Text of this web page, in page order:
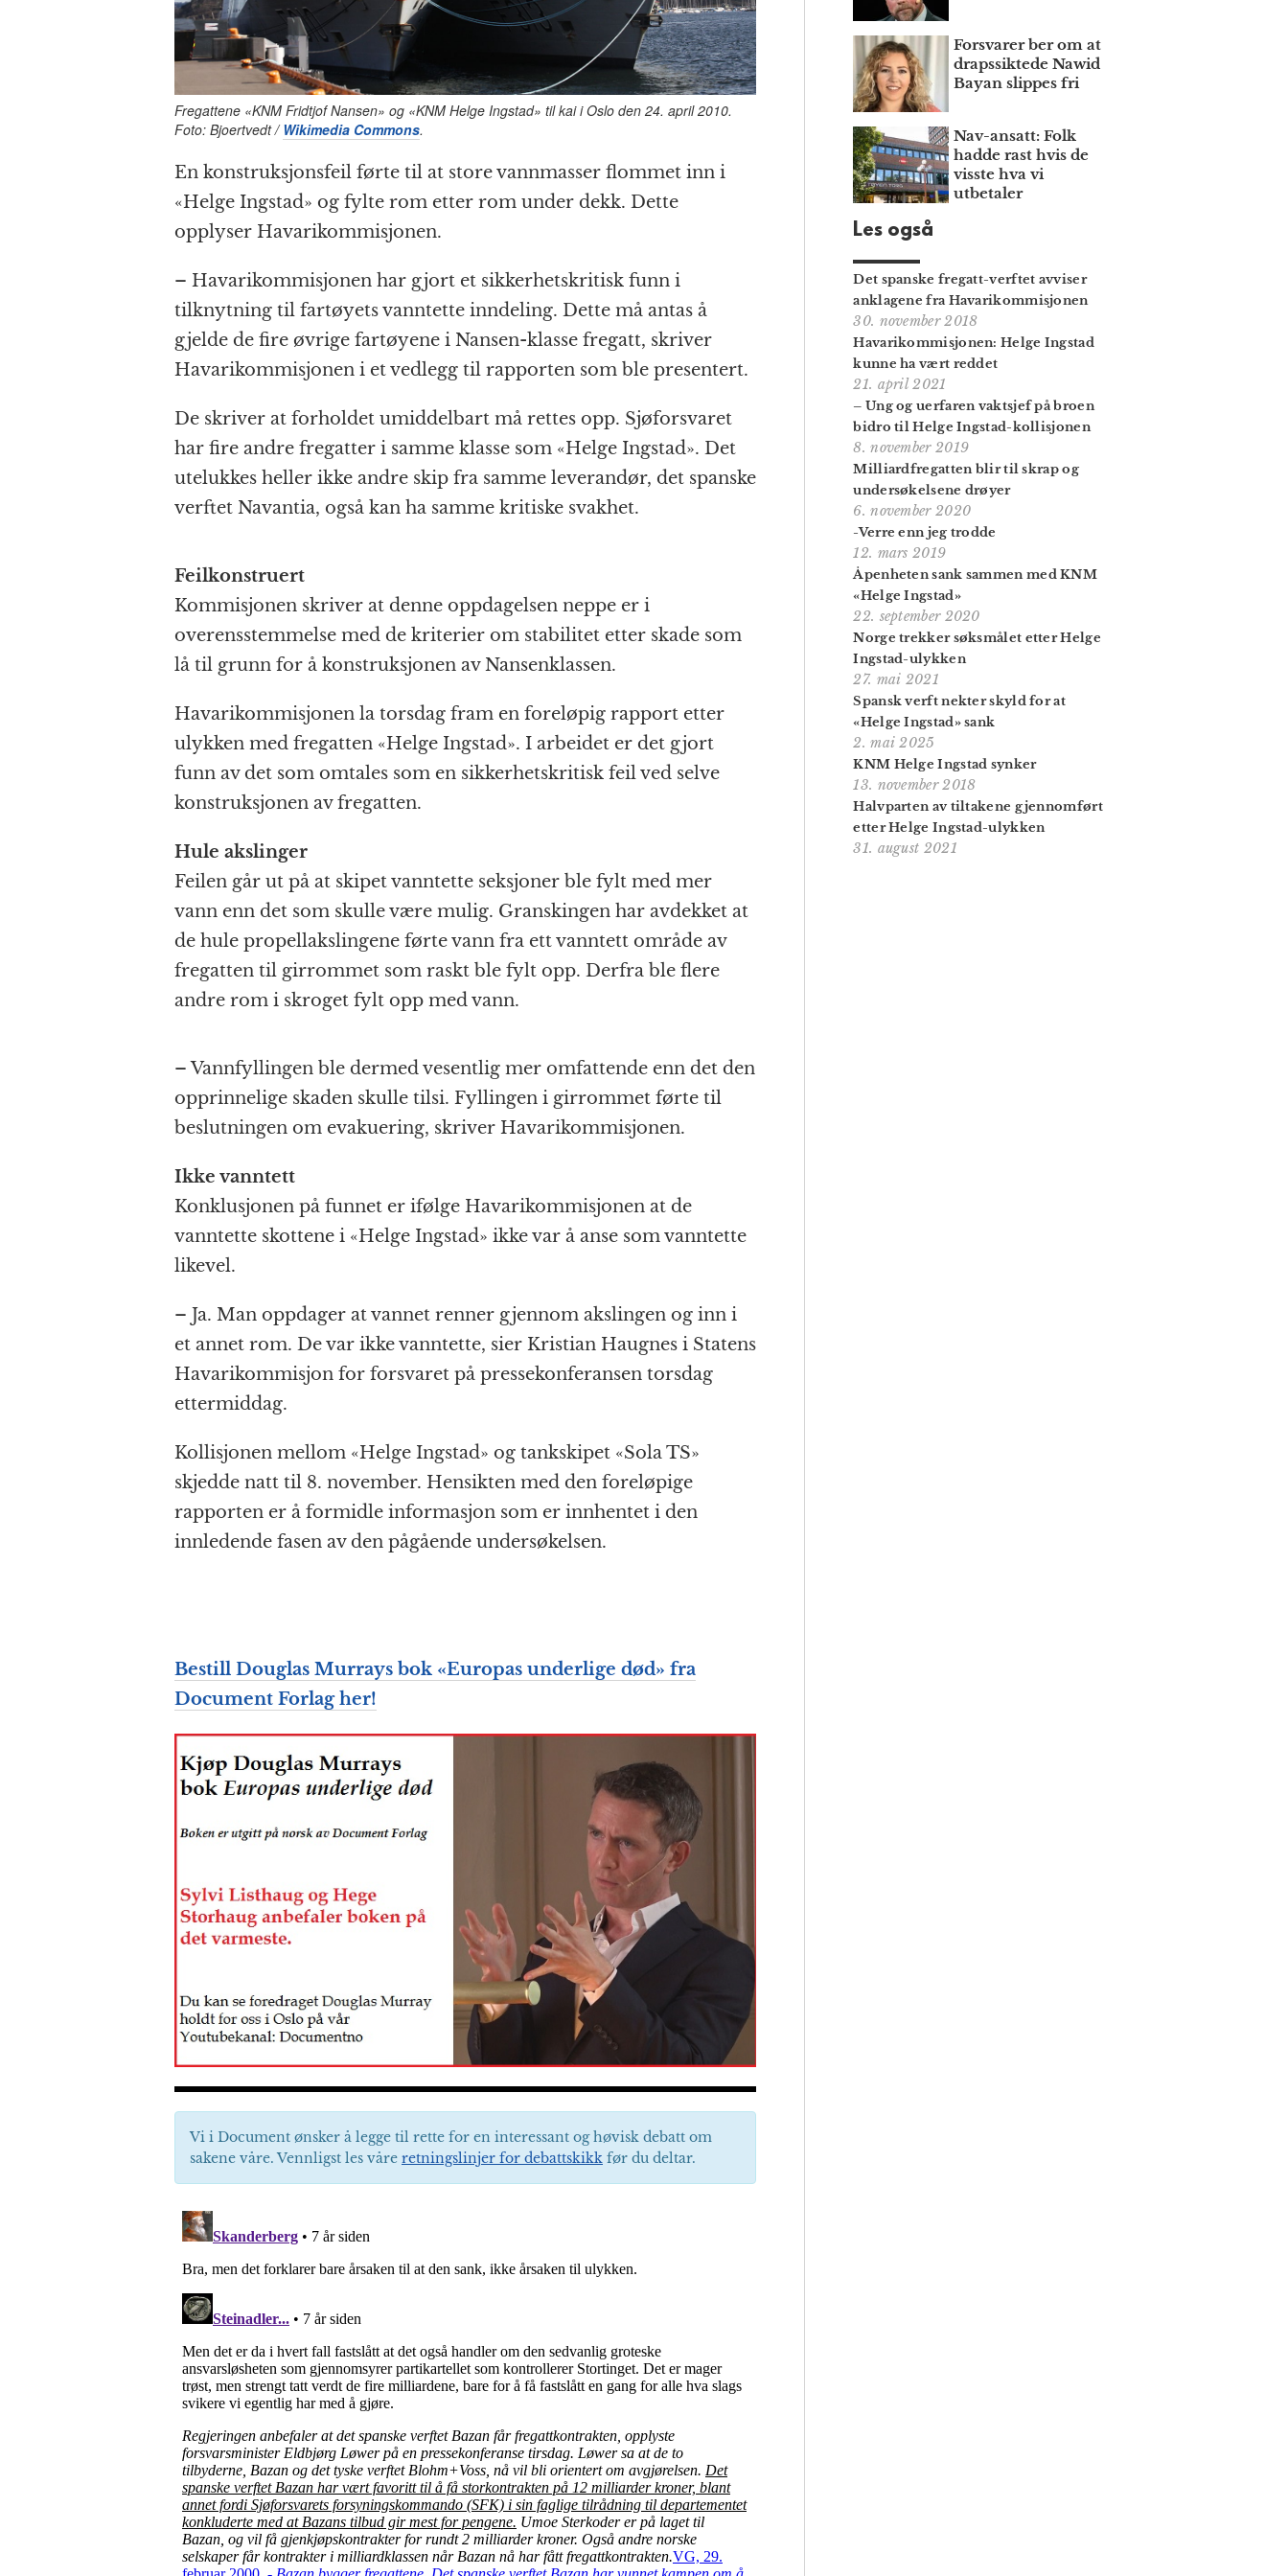
Fregattene «KNM Fridtjof Nansen» og «KNM Helge Ingstad» til kai i Oslo den 24. april 2010.
Foto: Bjoertvedt /Wikimedia Commons.
En konstruksjonsfeil førte til at store vannmasser flommet inn i
«Helge Ingstad» og fylte rom etter rom under dekk. Dette
opplyser Havarikommisjonen.
– Havarikommisjonen har gjort et sikkerhetskritisk funn i
tilknytning til fartøyets vanntette inndeling. Dette må antas å
gjelde de fire øvrige fartøyene i Nansen-klasse fregatt, skriver
Havarikommisjonen i et vedlegg til rapporten som ble presentert.
De skriver at forholdet umiddelbart må rettes opp. Sjøforsvaret
har fire andre fregatter i samme klasse som «Helge Ingstad». Det
utelukkes heller ikke andre skip fra samme leverandør, det spanske
verftet Navantia, også kan ha samme kritiske svakhet.
Feilkonstruert
Kommisjonen skriver at denne oppdagelsen neppe er i
overensstemmelse med de kriterier om stabilitet etter skade som
lå til grunn for å konstruksjonen av Nansenklassen.
Havarikommisjonen la torsdag fram en foreløpig rapport etter
ulykken med fregatten «Helge Ingstad». I arbeidet er det gjort
funn av det som omtales som en sikkerhetskritisk feil ved selve
konstruksjonen av fregatten.
Hule akslinger
Feilen går ut på at skipet vanntette seksjoner ble fylt med mer
vann enn det som skulle være mulig. Granskingen har avdekket at
de hule propellakslingene førte vann fra ett vanntett område av
fregatten til girrommet som raskt ble fylt opp. Derfra ble flere
andre rom i skroget fylt opp med vann.
– Vannfyllingen ble dermed vesentlig mer omfattende enn det den
opprinnelige skaden skulle tilsi. Fyllingen i girrommet førte til
beslutningen om evakuering, skriver Havarikommisjonen.
Ikke vanntett
Konklusjonen på funnet er ifølge Havarikommisjonen at de
vanntette skottene i «Helge Ingstad» ikke var å anse som vanntette
likevel.
– Ja. Man oppdager at vannet renner gjennom akslingen og inn i
et annet rom. De var ikke vanntette, sier Kristian Haugnes i Statens
Havarikommisjon for forsvaret på pressekonferansen torsdag
ettermiddag.
Kollisjonen mellom «Helge Ingstad» og tankskipet «Sola TS»
skjedde natt til 8. november. Hensikten med den foreløpige
rapporten er å formidle informasjon som er innhentet i den
innledende fasen av den pågående undersøkelsen.
Bestill Douglas Murrays bok «Europas underlige død» fra
Document Forlag her!
Vi i Document ønsker å legge til rette for en interessant og høvisk debatt om
sakene våre. Vennligst les våre retningslinjer for debattskikk før du deltar.
Forsvarer ber om at
draps­siktede Nawid
Bayan slippes fri
Nav-ansatt: Folk
hadde rast hvis de
visste hva vi
utbetaler
Les også
Det spanske fregatt-verftet avviser
anklagene fra Havari­kommisjonen
30. november 2018
Havari­kommisjonen: Helge Ingstad
kunne ha vært reddet
21. april 2021
– Ung og uerfaren vaktsjef på broen
bidro til Helge Ingstad-kollisjonen
8. november 2019
Milliardfregatten blir til skrap og
undersøkelsene drøyer
6. november 2020
-Verre enn jeg trodde
12. mars 2019
Åpenheten sank sammen med KNM
«Helge Ingstad»
22. september 2020
Norge trekker søksmålet etter Helge
Ingstad-ulykken
27. mai 2021
Spansk verft nekter skyld for at
«Helge Ingstad» sank
2. mai 2025
KNM Helge Ingstad synker
13. november 2018
Halvparten av tiltakene gjennomført
etter Helge Ingstad-ulykken
31. august 2021